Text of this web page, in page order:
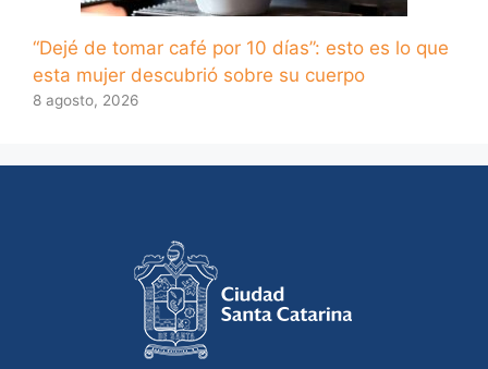
“Dejé de tomar café por 10 días”: esto es lo que
esta mujer descubrió sobre su cuerpo
8 agosto, 2026